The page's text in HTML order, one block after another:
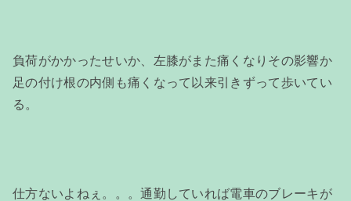
負荷がかかったせいか、左膝がまた痛くなりその影響か
足の付け根の内側も痛くなって以来引きずって歩いてい
る。
仕方ないよねぇ。。。通勤していれば電車のブレーキが